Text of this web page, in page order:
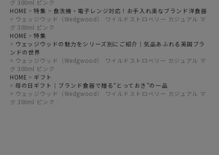
グ 300ml ピンク
HOME
特集
食洗機・電子レンジ対応！お手入れ楽なブランド洋食器
ウェッジウッド（Wedgwood） ワイルドストロベリー カジュアル マ
グ 300ml ピンク
HOME
特集
ウェッジウッドの魅力をシリーズ別にご紹介｜気品あふれる英国ブラ
ンドの世界
ウェッジウッド（Wedgwood） ワイルドストロベリー カジュアル マ
グ 300ml ピンク
HOME
ギフト
母の日ギフト｜ブランド食器で贈る“とっておき”の一品
ウェッジウッド（Wedgwood） ワイルドストロベリー カジュアル マ
グ 300ml ピンク